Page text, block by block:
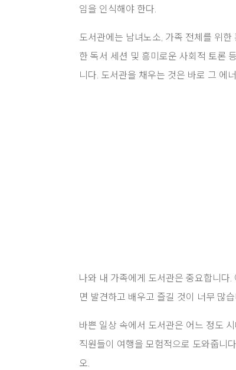
임을 인식해야 한다.
도서관에는 남녀노소, 가족 전체를 위
한 독서 세션 및 흥미로운 사회적 토론
니다. 도서관을 채우는 것은 바로 그 에
나와 내 가족에게 도서관은 중요합니다
면 발견하고 배우고 즐길 것이 너무 많
바쁜 일상 속에서 도서관은 어느 정도
직원들이 여행을 모험적으로 도와줍니
오.